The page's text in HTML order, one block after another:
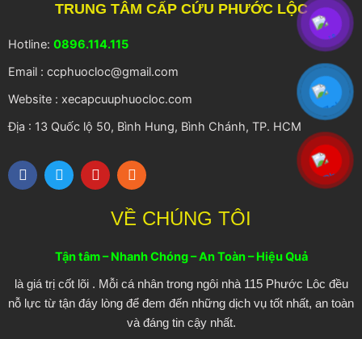
TRUNG TÂM CẤP CỨU PHƯỚC LỘC
Hotline: 0896.114.115
Email : ccphuocloc@gmail.com
Website : xecapcuuphuocloc.com
Địa : 13 Quốc lộ 50, Bình Hung, Bình Chánh, TP. HCM
F
a
T
w
r
Y
o
e
R
s
VỀ CHÚNG TÔI
Tận tâm – Nhanh Chóng – An Toàn – Hiệu Quả
là giá trị cốt lõi . Mỗi cá nhân trong ngôi nhà 115 Phước Lôc đều
nỗ lực từ tận đáy lòng để đem đến những dịch vụ tốt nhất, an toàn
và đáng tin cậy nhất.